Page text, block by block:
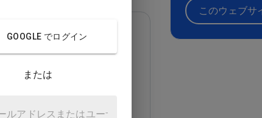
"методы
このウェブサ
GOOGLE でログイン
または
ルアドレスまたはユーザ